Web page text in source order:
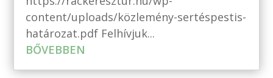
content/uploads/közlemény-sertéspestis-
határozat.pdf Felhívjuk...
BŐVEBBEN